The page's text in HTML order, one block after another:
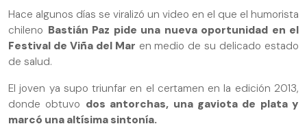
Hace algunos días se viralizó un video en el que el humorista
chileno Bastián Paz pide una nueva oportunidad en el
Festival de Viña del Mar en medio de su delicado estado
de salud.
El joven ya supo triunfar en el certamen en la edición 2013,
donde obtuvo dos antorchas, una gaviota de plata y
marcó una altísima sintonía.